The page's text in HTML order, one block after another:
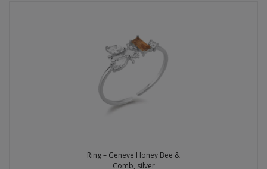
Ring – Geneve Honey Bee &
Comb, silver